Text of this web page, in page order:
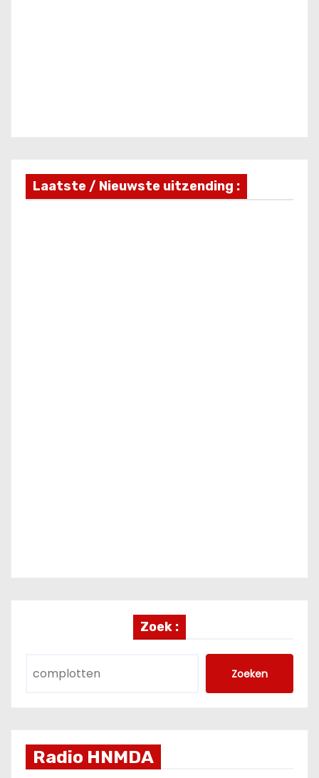
Laatste / Nieuwste uitzending :
Zoek :
Zoeken
Radio HNMDA